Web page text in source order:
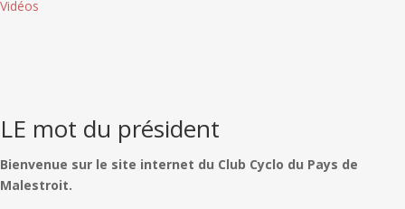
Vidéos
LE mot du président
Bienvenue sur le site internet du Club Cyclo du Pays de
Malestroit.